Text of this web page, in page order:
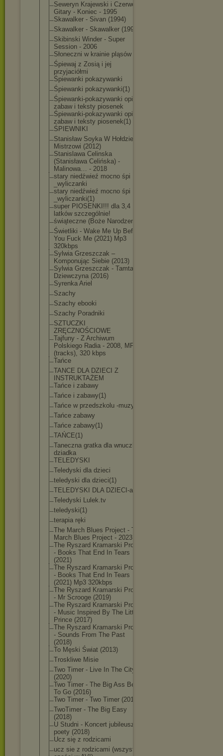
Seweryn Krajewski i Czerwone
Gitary - Koniec - 1995
Skawalker - Sivan (1994)
Skawalker - Skawalker (1992)
Skibinski Winder - Super
Session - 2006
Słoneczni w krainie pląsów
Śpiewaj z Zosią i jej
przyjaciółmi
Śpiewanki pokazywanki
Śpiewanki pokazywanki(1)
Śpiewanki-pokazywanki opisy
zabaw i teksty piosenek
Śpiewanki-pokazywanki opisy
zabaw i teksty piosenek(1)
ŚPIEWNIKI
Stanisław Soyka W Hołdzie
Mistrzowi (2012)
Stanislawa Celinska
(Stanisława Celińska) -
Malinowa… - 2018
stary niedźwieź mocno śpi
_wyliczanki
stary niedźwieź mocno śpi
_wyliczanki(1)
super PIOSENKI!!! dla 3,4
latków szczególnie!
świąteczne (Boże Narodzenie)
Świetliki - Wake Me Up Before
You Fuck Me (2021) Mp3
320kbps
Sylwia Grzeszczak –
Komponując Siebie (2013)
Sylwia Grzeszczak - Tamta
Dziewczyna (2016)
Syrenka Ariel
Szachy
Szachy ebooki
Szachy Poradniki
SZTUCZKI
ZRĘCZNOŚCIOWE
Tajfuny - Z Archiwum
Polskiego Radia - 2008, MP3
(tracks), 320 kbps
Tańce
TANCE DLA DZIECI Z
INSTRUKTAŻEM
Tańce i zabawy
Tańce i zabawy(1)
Tańce w przedszkolu -muzyka
Tańce zabawy
Tańce zabawy(1)
TAŃCE(1)
Taneczna gratka dla wnuczka i
dziadka
TELEDYSKI
Teledyski dla dzieci
teledyski dla dzieci(1)
TELEDYSKI DLA DZIECI-avi
Teledyski Lulek.tv
teledyski(1)
terapia ręki
The March Blues Project - The
March Blues Project - 2023
The Ryszard Kramarski Project
- Books That End In Tears
(2021)
The Ryszard Kramarski Project
- Books That End In Tears
(2021) Mp3 320kbps
The Ryszard Kramarski Project
- Mr Scrooge (2019)
The Ryszard Kramarski Project
- Music Inspired By The Little
Prince (2017)
The Ryszard Kramarski Project
- Sounds From The Past
(2018)
To Męski Świat (2013)
Troskliwe Misie
Two Timer - Live In The City
(2020)
Two Timer - The Big Ass Beer
To Go (2016)
Two Timer - Two Timer (2014)
TwoTimer - The Big Easy
(2018)
U Studni - Koncert jubileusz
poety (2018)
Ucz się z rodzicami
ucz sie z rodzicami (wszystkie